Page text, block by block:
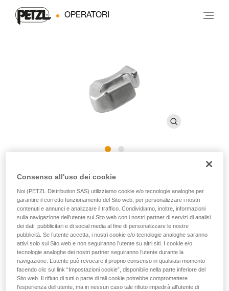
OPERATORI
Freno aggiuntivo aperto per
I'D®
Freno aggiuntivo aperto per discensori autofrenanti I’D S,
I’D L e I’D EVAC
Il freno aggiuntivo aperto è progettato per i discensori
autofrenanti I’D. Consente di aumentare l’azione frenante in
funzione del carico e del diametro di corda e d’installare o
liberare la corda in qualsiasi momento.
Consenso all'uso dei cookie
Noi (PETZL Distribution SAS) utilizziamo cookie e/o tecnologie analoghe per
garantire il corretto funzionamento del Sito web, per personalizzare i nostri
contenuti e annunci e analizzare il traffico. Condividiamo, inoltre, informazioni
sulla navigazione dell’utente sul Sito web con i nostri partner di servizi di analisi
dei dati, pubblicitari e di social media al fine di personalizzare le nostre
pubblicità. Se l’utente accetta, i nostri cookie e/o tecnologie analoghe saranno
attivi solo sul Sito web e non seguiranno l’utente su altri siti. I cookie e/o
tecnologie analoghe dei nostri partner seguiranno l’utente durante la
navigazione. L’utente può revocare il proprio consenso in qualsiasi momento
facendo clic sul link “Impostazioni cookie”, disponibile nella parte inferiore del
Sito web. Il rifiuto di tutti o parte di tali cookie potrebbe compromettere
l’esperienza dell’utente, ma in nessun caso tale rifiuto impedirà all’utente di